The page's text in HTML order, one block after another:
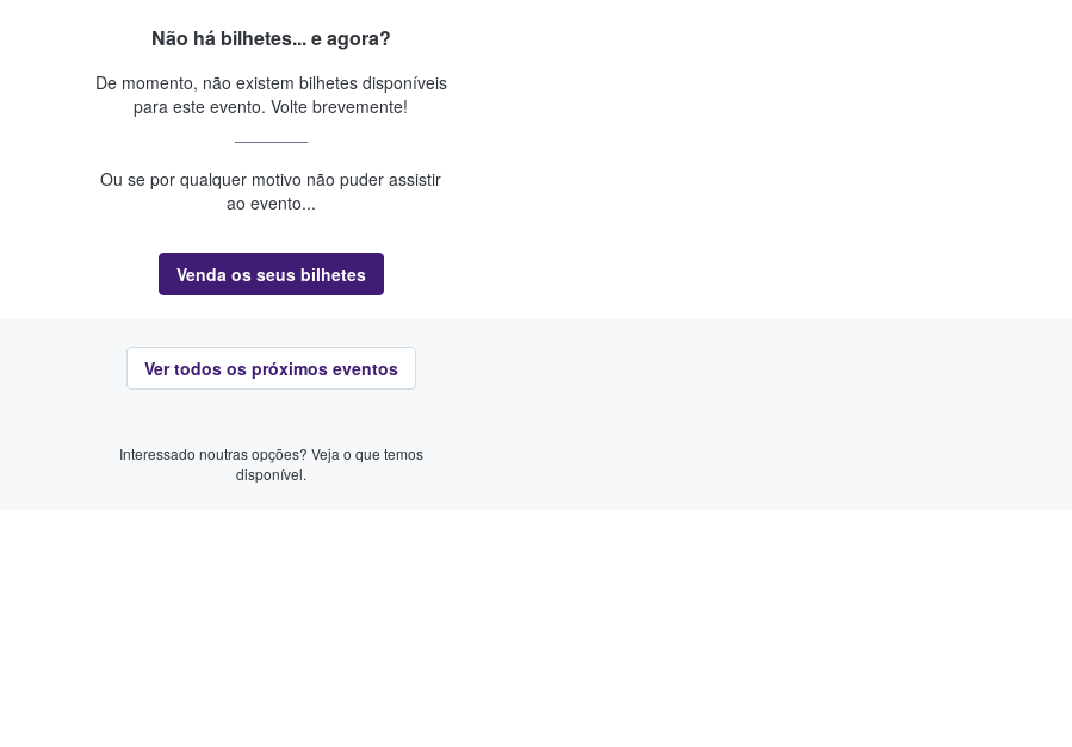
Não há bilhetes... e agora?
De momento, não existem bilhetes disponíveis
para este evento. Volte brevemente!
Ou se por qualquer motivo não puder assistir
ao evento...
Venda os seus bilhetes
Ver todos os próximos eventos
Interessado noutras opções? Veja o que temos
disponível.